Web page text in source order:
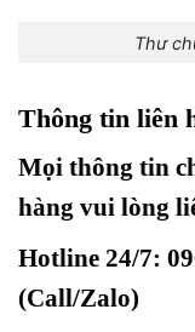
Thư
Thông tin liên
Mọi thông tin
hàng vui lòng
Hotline 24/7:
(Call/Zalo)